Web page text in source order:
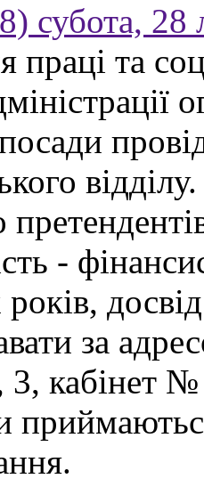
субота, 28
праці та
відділу.
-
за
кабінет